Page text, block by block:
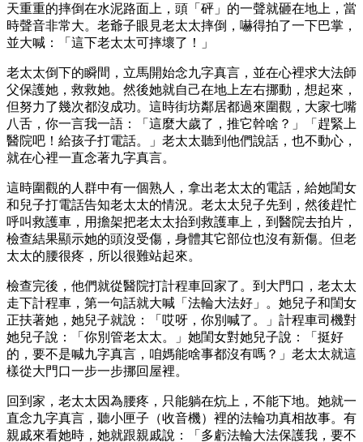
天重重的摔倒在水泥路面上，頭「砰」的一聲就砸在地上，當
時聲音非常大。老爺子眼見老太太摔倒，嚇得拍了一下巴掌，
並大喊：「這下老太太可摔壞了！」
老太太倒下的瞬間，立馬開始念九字真言，並在心裡求大法師
父保護她，救救她。然後她就自己在地上左右挪動，想起來，
但努力了幾次都沒成功。這時街坊鄰居都過來圍觀，大家七嘴
八舌，你一言我一語：「這麼大歲了，推它幹啥？」「趕緊上
醫院吧！給孩子打電話。」老太太聽到他們說話，也不動心，
就在心裡一直念著九字真言。
這時圍觀的人群中有一個熟人，拿出老太太的電話，給她閨女
和兒子打電話告知老太太的情況。老太太兒子先到，然後趕忙
呼叫救護車，用擔架把老太太抬到救護車上，到醫院去拍片，
檢查結果顯示她的頭沒受傷，身體其它部位也沒有新傷。但老
太太的腰很疼，所以很難站起來。
檢查完後，他們就從醫院打計程車回家了。到大門口，老太太
走下計程車，第一句話就大喊「法輪大法好」。她兒子和閨女
正扶著她，她兒子就說：「哎呀，你別喊了。」計程車司機對
她兒子說：「你別管老太太。」她閨女對她兒子說：「挺好
的，要不是喊九字真言，咱媽能啥事都沒有嗎？」老太太就這
樣從大門口一步一步挪回屋裡。
回到家，老太太因為腰疼，只能躺在炕上，不能下地。她就一
直念九字真言，聽小匣子（收音機）裡的法輪功真相故事。有
親戚來看她時，她就跟親戚說：「多虧法輪大法保護我，要不